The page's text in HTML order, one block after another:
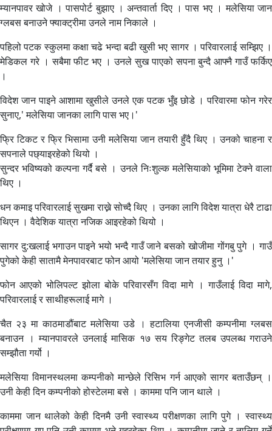
म्यानपावर खोजे । पासपोर्ट बुझाए । अन्तवार्ता दिए । पास भए । मलेसिया जान
ग्लबस बनाउने फ्याक्ट्रीमा उनले नाम निकाले ।
पहिलो पटक स्कुलमा कक्षा चढे भन्दा बढी खुसी भए सागर । परिवारलाई सम्झिए ।
मेडिकल गरे । सबैमा फीट भए । उनले सुख पाएको सपना बुन्दै आफ्नै गाउँ फर्किए
।
विदेश जान पाइने आशामा खुसीले उनले एक पटक भुँइ छोडे । परिवारमा फोन गरेर
सुनाए,' मलेसिया जानका लागि पास भए।'
फ्रि टिकट र फ्रि भिसामा उनी मलेसिया जान तयारी हुँदै थिए । उनको चाहना र
सपनाले पछ्याइरहेको थियो ।
सुन्दर भविष्यको कल्पना गर्दै बसे । उनले निःशुल्क मलेसियाको भूमिमा टेक्ने वाला
थिए ।
धन कमाइ परिवारलाई सुखमा राख्ने सोच्दै थिए । उनका लागि विदेश यात्रा धेरै टाढा
थिएन । वैदेशिक यात्रा नजिक आइरहेको थियो ।
सागर दु:खलाई भगाउन पाइने भयो भन्दै गाउँ जाने बसको खोजीमा गोंगबु पुगे । गाउँ
पुगेको केही सातामै मेनपावरबाट फोन आयो 'मलेसिया जान तयार हुनु ।'
फोन आएको भोलिपल्ट झोला बोके परिवारसँग विदा मागे । गाउँलाई विदा मागे,
परिवारलाई र साथीहरूलाई मागे ।
चैत २३ मा काठमाडौंबाट मलेसिया उडे । हटालिया एनजीसी कम्पनीमा ग्लबस
बनाउन । म्यानपावरले उनलाई मासिक १७ सय रिङ्गेट तलब उपलब्ध गराउने
सम्झौता गर्यो ।
मलेसिया विमानस्थलमा कम्पनीको मान्छेले रिसिभ गर्न आएको सागर बताउँछन् ।
उनी केही दिन कम्पनीको होस्टेलमा बसे । काममा पनि जान थाले ।
काममा जान थालेको केही दिनमै उनी स्वास्थ्य परीक्षणका लागि पुगे । स्वास्थ्य